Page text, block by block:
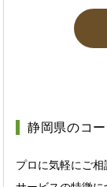
静岡県のコ
プロに気軽にご